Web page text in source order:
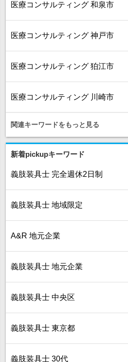
医療コンサルティング 和泉市
医療コンサルティング 神戸市
医療コンサルティング 狛江市
医療コンサルティング 川崎市
関連キーワードをもっと見る
新着pickupキーワード
義肢装具士 完全週休2日制
義肢装具士 地域限定
A&R 地元企業
義肢装具士 地元企業
義肢装具士 中央区
義肢装具士 東京都
義肢装具士 30代